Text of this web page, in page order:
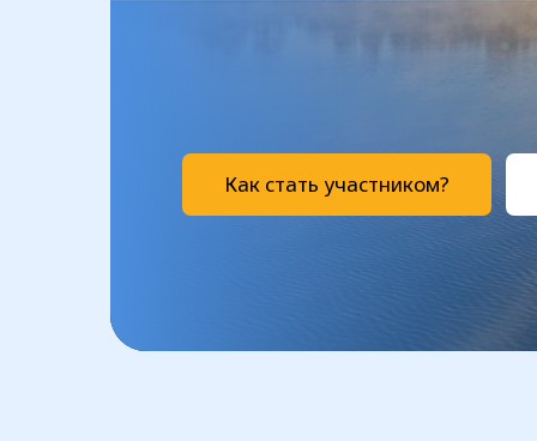
Как стать участником?